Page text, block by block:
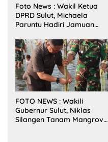
Foto News : Wakil Ketua
DPRD Sulut, Michaela
Paruntu Hadiri Jamuan
Sulut Bersama Wamenkes
RI
FOTO NEWS : Wakili
Gubernur Sulut, Niklas
Silangen Tanam Mangrove